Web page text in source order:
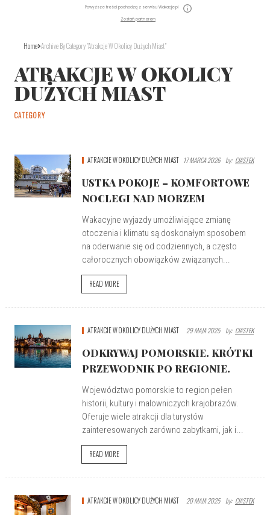
Powyższe treści pochodzą z serwisu Wakacje.pl
Zostań partnerem
Home Archive By Category "Atrakcje W Okolicy Dużych Miast"
ATRAKCJE W OKOLICY
DUŻYCH MIAST
CATEGORY
ATRAKCJE W OKOLICY DUŻYCH MIAST 17 MARCA 2026 By: CIASTEK
USTKA POKOJE – KOMFORTOWE
NOCLEGI NAD MORZEM
Wakacyjne wyjazdy umożliwiające zmianę
otoczenia i klimatu są doskonałym sposobem
na oderwanie się od codziennych, a często
całorocznych obowiązków związanych...
READ MORE
ATRAKCJE W OKOLICY DUŻYCH MIAST 29 MAJA 2025 By: CIASTEK
ODKRYWAJ POMORSKIE. KRÓTKI
PRZEWODNIK PO REGIONIE.
Województwo pomorskie to region pełen
historii, kultury i malowniczych krajobrazów.
Oferuje wiele atrakcji dla turystów
zainteresowanych zarówno zabytkami, jak i...
READ MORE
ATRAKCJE W OKOLICY DUŻYCH MIAST 20 MAJA 2025 By: CIASTEK